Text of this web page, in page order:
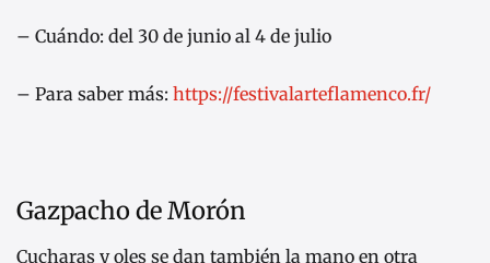
– Cuándo: del 30 de junio al 4 de julio
– Para saber más: https://festivalarteflamenco.fr/
Gazpacho de Morón
Cucharas y oles se dan también la mano en otra